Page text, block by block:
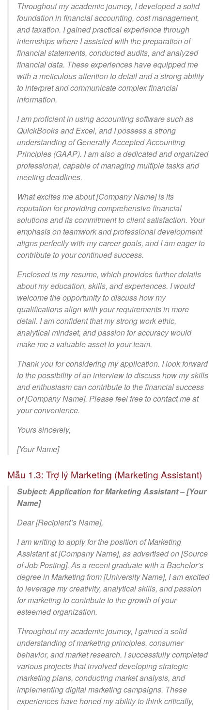
Throughout my academic journey, I developed a solid
foundation in financial accounting, cost management,
and taxation. I gained practical experience through
internships where I assisted with the preparation of
financial statements, conducted audits, and analyzed
financial data. These experiences have equipped me
with a meticulous attention to detail and a strong ability
to interpret and communicate complex financial
information.
I am proficient in using accounting software such as
QuickBooks and Excel, and I possess a strong
understanding of Generally Accepted Accounting
Principles (GAAP). I am also a dedicated and organized
professional, capable of managing multiple tasks and
meeting deadlines.
What excites me about [Company Name] is its
reputation for providing comprehensive financial
solutions and its commitment to client satisfaction. Your
emphasis on teamwork and professional development
aligns perfectly with my career goals, and I am eager to
contribute to your continued success.
Enclosed is my resume, which provides further details
about my education, skills, and experiences. I would
welcome the opportunity to discuss how my
qualifications align with your requirements in more
detail. I am confident that my strong work ethic,
analytical mindset, and passion for accuracy would
make me a valuable asset to your team.
Thank you for considering my application. I look forward
to the possibility of an interview to discuss how my skills
and enthusiasm can contribute to the financial success
of [Company Name]. Please feel free to contact me at
your convenience.
Yours sincerely,
[Your Name]
Mẫu 1.3: Trợ lý Marketing (Marketing Assistant)
Subject: Application for Marketing Assistant – [Your
Name]
Dear [Recipient’s Name],
I am writing to apply for the position of Marketing
Assistant at [Company Name], as advertised on [Source
of Job Posting]. As a recent graduate with a Bachelor’s
degree in Marketing from [University Name], I am excited
to leverage my creativity, analytical skills, and passion
for marketing to contribute to the growth of your
esteemed organization.
Throughout my academic journey, I gained a solid
understanding of marketing principles, consumer
behavior, and market research. I successfully completed
various projects that involved developing strategic
marketing plans, conducting market analysis, and
implementing digital marketing campaigns. These
experiences have honed my ability to think critically,